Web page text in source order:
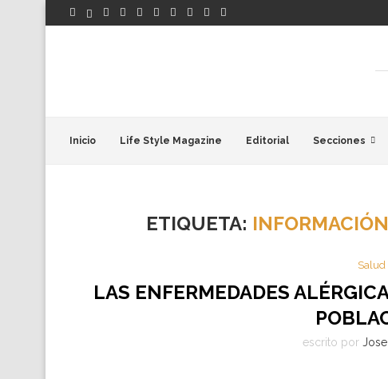
Inicio Life Style Magazine Editorial Secciones
ETIQUETA:
Salud
LAS ENFERMEDADES
escrito por